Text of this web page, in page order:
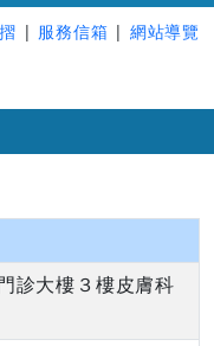
| 服務信箱 | 網站導覽
大樓３樓皮膚科